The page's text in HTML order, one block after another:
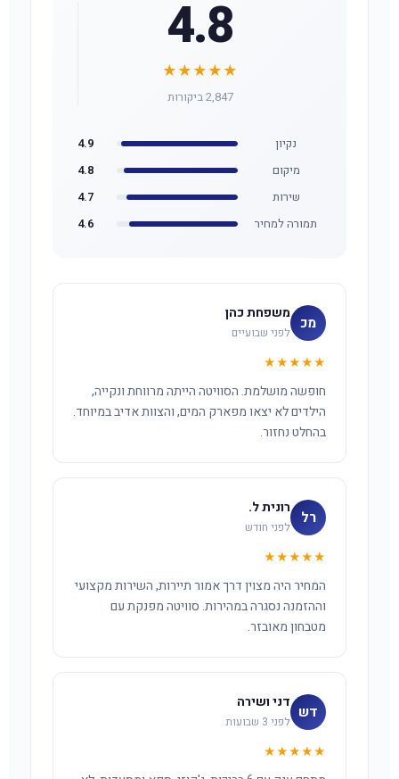
4.8
★★★★★
2,847 ביקורות
נקיון
4.9
מיקום
4.8
שירות
4.7
תמורה למחיר
4.6
מכ משפחת כהן
לפני שבועיים
★★★★★
חופשה מושלמת. הסוויטה הייתה מרווחת ונקייה,
הילדים לא יצאו מפארק המים, והצוות אדיב במיוחד.
בהחלט נחזור.
רל רונית ל.
לפני חודש
★★★★★
המחיר היה מצוין דרך אמור תיירות, השירות מקצועי
וההזמנה נסגרה במהירות. סוויטה מפנקת עם
מטבחון מאובזר.
דש דני ושירה
לפני 3 שבועות
★★★★★